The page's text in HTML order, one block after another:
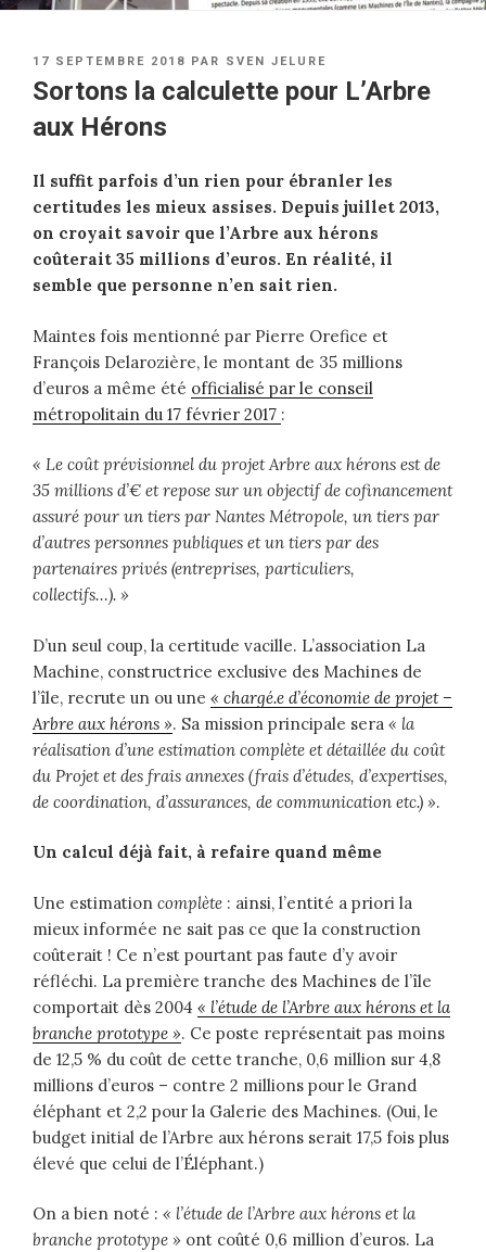
PUBLIÉ
LE
17 SEPTEMBRE 2018 PAR SVEN JELURE
Sortons la calculette pour L’Arbre
aux Hérons
Il suffit parfois d’un rien pour ébranler les
certitudes les mieux assises. Depuis juillet 2013,
on croyait savoir que l’Arbre aux hérons
coûterait 35 millions d’euros. En réalité, il
semble que personne n’en sait rien.
Maintes fois mentionné par Pierre Orefice et
François Delarozière, le montant de 35 millions
d’euros a même été officialisé par le conseil
métropolitain du 17 février 2017 :
« Le coût prévisionnel du projet Arbre aux hérons est de
35 millions d’€ et repose sur un objectif de cofinancement
assuré pour un tiers par Nantes Métropole, un tiers par
d’autres personnes publiques et un tiers par des
partenaires privés (entreprises, particuliers,
collectifs…). »
D’un seul coup, la certitude vacille. L’association La
Machine, constructrice exclusive des Machines de
l’île, recrute un ou une « chargé.e d’économie de projet –
Arbre aux hérons ». Sa mission principale sera « la
réalisation d’une estimation complète et détaillée du coût
du Projet et des frais annexes (frais d’études, d’expertises,
de coordination, d’assurances, de communication etc.) ».
Un calcul déjà fait, à refaire quand même
Une estimation complète : ainsi, l’entité a priori la
mieux informée ne sait pas ce que la construction
coûterait ! Ce n’est pourtant pas faute d’y avoir
réfléchi. La première tranche des Machines de l’île
comportait dès 2004 « l’étude de l’Arbre aux hérons et la
branche prototype ». Ce poste représentait pas moins
de 12,5 % du coût de cette tranche, 0,6 million sur 4,8
millions d’euros – contre 2 millions pour le Grand
éléphant et 2,2 pour la Galerie des Machines. (Oui, le
budget initial de l’Arbre aux hérons serait 17,5 fois plus
élevé que celui de l’Éléphant.)
On a bien noté : « l’étude de l’Arbre aux hérons et la
branche prototype » ont coûté 0,6 million d’euros. La